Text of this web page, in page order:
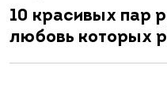
10 красивых пар
любовь которых